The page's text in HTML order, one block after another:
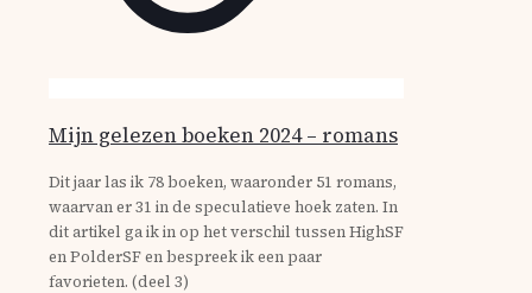
Mijn gelezen boeken 2024 – romans
Dit jaar las ik 78 boeken, waaronder 51 romans,
waarvan er 31 in de speculatieve hoek zaten. In
dit artikel ga ik in op het verschil tussen HighSF
en PolderSF en bespreek ik een paar
favorieten. (deel 3)